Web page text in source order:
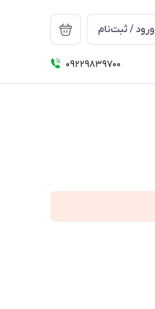
ورود / ثبت‌نام
09229839700